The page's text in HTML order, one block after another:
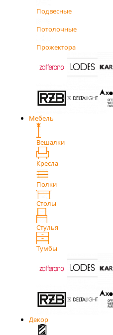
Подвесные
Потолочные
Прожектора
Мебель
Вешалки
Кресла
Полки
Столы
Стулья
Тумбы
Декор